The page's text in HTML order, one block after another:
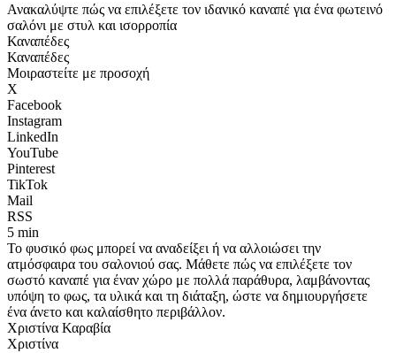
Ανακαλύψτε πώς να επιλέξετε τον ιδανικό καναπέ για ένα φωτεινό
σαλόνι με στυλ και ισορροπία
Καναπέδες
Καναπέδες
Μοιραστείτε με προσοχή
X
Facebook
Instagram
LinkedIn
YouTube
Pinterest
TikTok
Mail
RSS
5 min
Το φυσικό φως μπορεί να αναδείξει ή να αλλοιώσει την
ατμόσφαιρα του σαλονιού σας. Μάθετε πώς να επιλέξετε τον
σωστό καναπέ για έναν χώρο με πολλά παράθυρα, λαμβάνοντας
υπόψη το φως, τα υλικά και τη διάταξη, ώστε να δημιουργήσετε
ένα άνετο και καλαίσθητο περιβάλλον.
Χριστίνα Καραβία
Χριστίνα